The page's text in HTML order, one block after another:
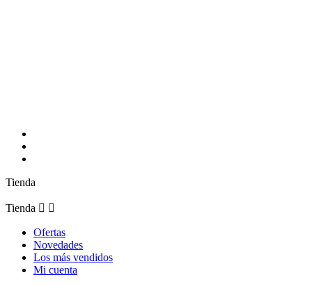
Tienda
Tienda  
Ofertas
Novedades
Los más vendidos
Mi cuenta